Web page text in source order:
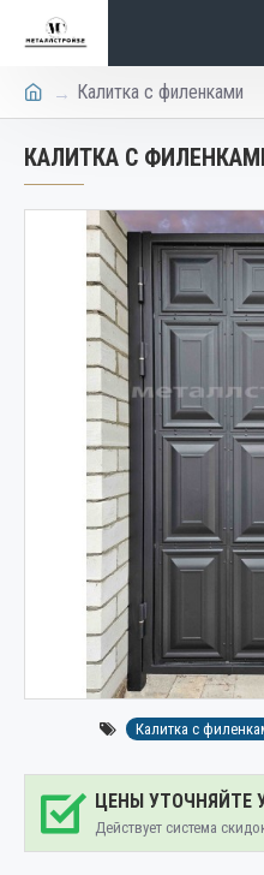
Калитка с филенками
КАЛИТКА С
Калитка с
ЦЕНЫ УТОЧНЯЙТЕ
Действует система